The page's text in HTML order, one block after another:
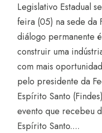
Legislativo Estadual
feira (05) na sede
diálogo permanente
construir uma
com mais
pelo presidente da
Espírito Santo
evento que recebeu
Espírito Santo....